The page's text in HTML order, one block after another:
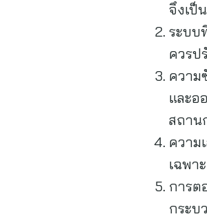
จึงเป็
ระบบ
ควรป
ความ
และอ
สถาน
ความ
เฉพา
การต
กระบ